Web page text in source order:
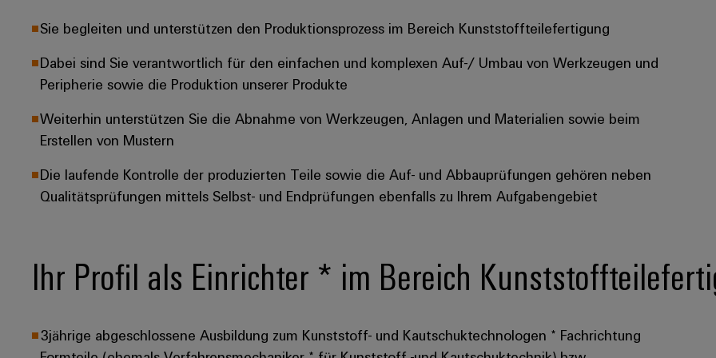
Sie begleiten und unterstützen den Produktionsprozess im Bereich Kunststoffteilefertigung
Dabei sind Sie verantwortlich für den einfachen und komplexen Auf-/ Umbau von Werkzeugen und
Peripherie sowie die Produktion unserer Produkte
Weiterhin unterstützen Sie die Abnahme von Werkzeugen, Anlagen und Materialien sowie beim
Erstellen von Mustern
Die laufende Kontrolle der produzierten Teile sowie die Auf- und Abbauprüfungen gehören neben
Qualitätsprüfungen mittels Selbst- und Endprüfungen ebenfalls zu Ihrem Aufgabengebiet
Ihr Profil als Einrichter * im Bereich
3jährige abgeschlossene Ausbildung zum Kunststoff- und Kautschuktechnologen * Fachrichtung